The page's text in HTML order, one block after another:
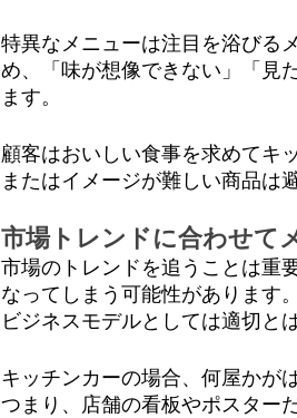
特異なメニューは注目を浴びる
め、「味が想像できない」「見
ます。
顧客はおいしい食事を求めてキ
またはイメージが難しい商品は
市場トレンドに合わせて
市場のトレンドを追うことは重
なってしまう可能性があります
ビジネスモデルとしては適切と
キッチンカーの場合、何屋かが
つまり、店舗の看板やポスター